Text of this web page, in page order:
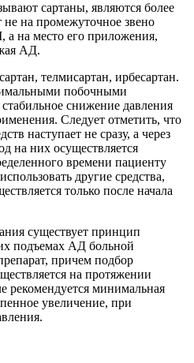
сартаны, являются более
на промежуточное звено
а на место его приложения,
АД.
телмисартан, ирбесартан.
побочными
снижение давления
Следует отметить, что
наступает не сразу, а через
на них осуществляется
времени пациенту
другие средства,
только после начала
существует принцип
подъемах АД больной
причем подбор
на протяжении
рекомендуется минимальная
увеличение, при